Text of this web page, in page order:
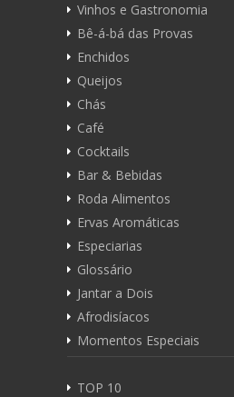
Vinhos e Gastronomia
Bê-á-bá das Provas
Enchidos
Queijos
Chás
Café
Cocktails
Bar & Bebidas
Roda Alimentos
Ervas Aromáticas
Especiarias
Glossário
Jantar a Dois
Afrodisíacos
Momentos Especiais
TOP 10